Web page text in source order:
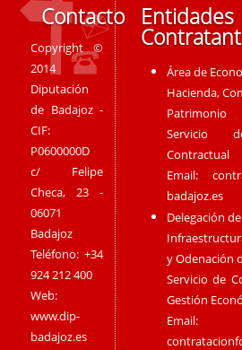
Contacto
Copyright ©
2014
Diputación
de Badajoz -
CIF:
P0600000D
c/ Felipe
Checa, 23 -
06071
Badajoz
Teléfono: +34
924 212 400
Web:
www.dip-
badajoz.es
Entidades
Área de
Hacienda,
Patrimonio
Servicio
Contractual
Email:
badajoz.es
Delegación de
y Odenación
Servicio de
Gestión
Email: